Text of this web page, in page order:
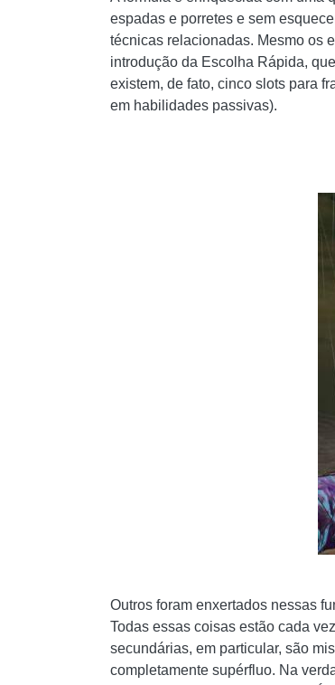
espadas e porretes e sem
técnicas relacionadas. Mesmo os
introdução da Escolha Rápida,
existem, de fato, cinco slots para
em habilidades passivas).
Outros foram enxertados nessas
Todas essas coisas estão cada
secundárias, em particular, são
completamente supérfluo. Na